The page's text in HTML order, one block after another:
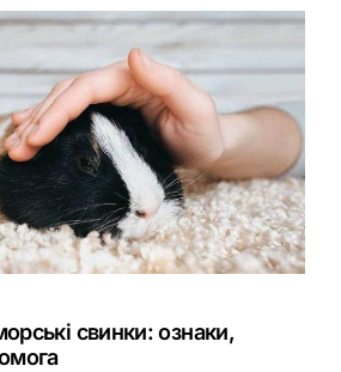
свинки: ознаки,